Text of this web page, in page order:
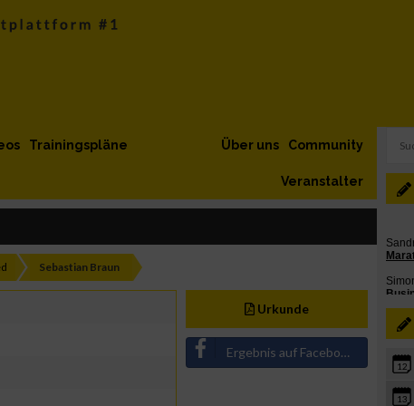
Trainingspläne Community
Über uns
Veranstalter
Sebastian Braun
Urkunde
Ergebnis auf Facebook teilen
12
13